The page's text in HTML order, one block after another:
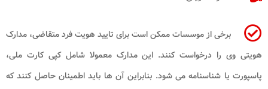
برخی از موسسات ممکن است برای تایید هویت فرد متقاضی، مدارک
هویتی وی را درخواست کنند. این مدارک معمولا شامل کپی کارت ملی،
پاسپورت یا شناسنامه می شود. بنابراین آن ها باید اطمینان حاصل کنند که